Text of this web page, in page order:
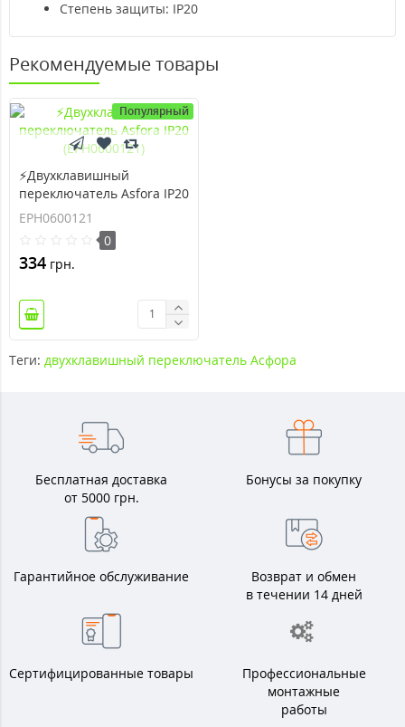
Степень защиты: IP20
Рекомендуемые товары
Популярный
⚡Двухклавишный
переключатель Asfora IP20
(EPH0600121)
EPH0600121
0
334 грн.
Теги: двухклавишный переключатель Асфора
Бесплатная доставка
от 5000 грн.
Бонусы за покупку
Гарантийное обслуживание
Возврат и обмен
в течении 14 дней
Сертифицированные товары
Профессиональные
монтажные
работы